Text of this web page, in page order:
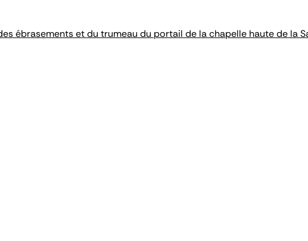
ébrasements et du trumeau du portail de la chapelle haute de la